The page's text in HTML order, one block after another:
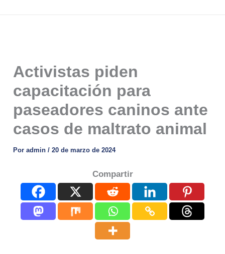
Activistas piden
capacitación para
paseadores caninos ante
casos de maltrato animal
Poradmin/20 de marzo de 2024
Compartir